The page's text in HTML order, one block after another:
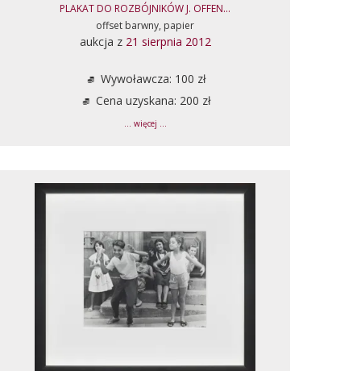
PLAKAT DO ROZBÓJNIKÓW J. OFFEN...
offset barwny, papier
aukcja z 21 sierpnia 2012
Wywoławcza: 100 zł
Cena uzyskana: 200 zł
... więcej ...